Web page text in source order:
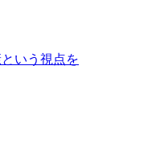
いう視点を